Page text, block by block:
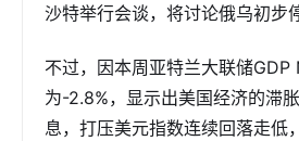
沙特举行会谈，将讨论俄乌初步
不过，因本周亚特兰大联储
为-2.8%，显示出美国经济的滞
息，打压美元指数连续回落走低